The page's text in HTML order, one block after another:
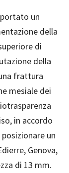
un
della
di
della
frattura
mesiale dei
in accordo
un
Genova,
di 13 mm.